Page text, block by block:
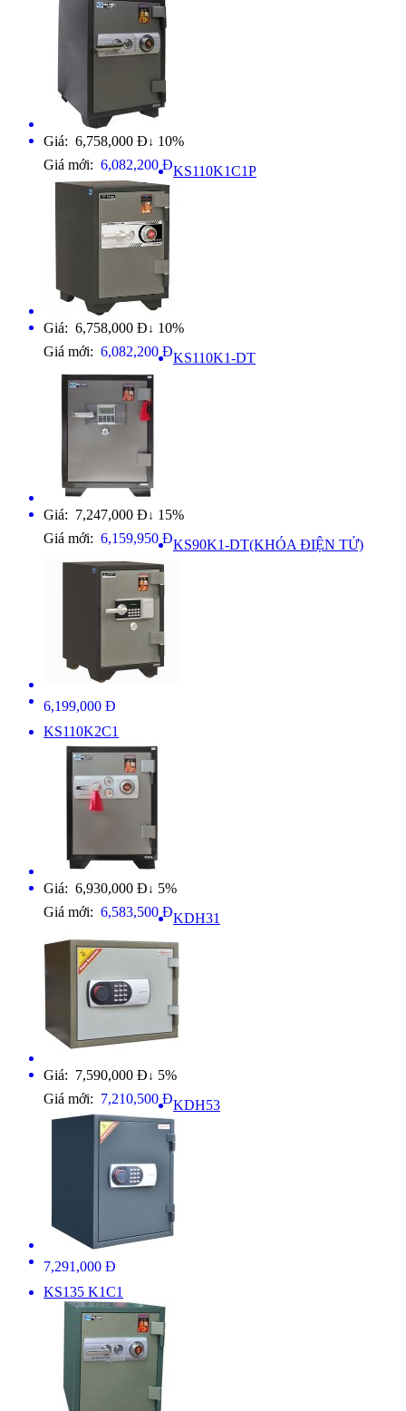
Giá: 6,758,000 Đ ↓ 10%
Giá mới: 6,082,200 ĐKS110K1C1P
Giá: 6,758,000 Đ ↓ 10%
Giá mới: 6,082,200 ĐKS110K1-DT
Giá: 7,247,000 Đ ↓ 15%
Giá mới: 6,159,950 ĐKS90K1-DT(KHÓA ĐIỆN TỬ)
6,199,000 Đ
KS110K2C1
Giá: 6,930,000 Đ ↓ 5%
Giá mới: 6,583,500 ĐKDH31
Giá: 7,590,000 Đ ↓ 5%
Giá mới: 7,210,500 ĐKDH53
7,291,000 Đ
KS135 K1C1